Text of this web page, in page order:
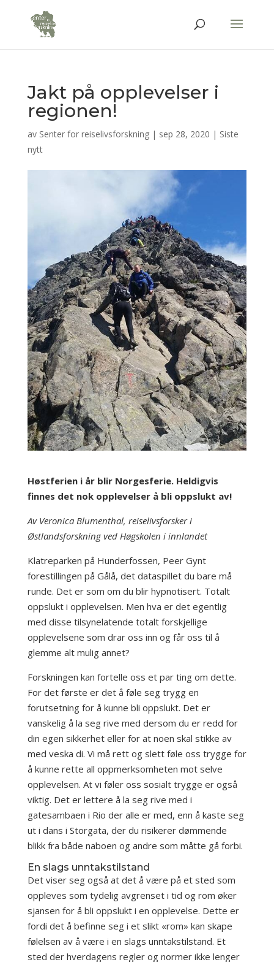
Jakt på opplevelser i
regionen!
av Senter for reiselivsforskning| sep 28, 2020 | Siste
nytt
Høstferien i år blir Norgesferie. Heldigvis
finnes det nok opplevelser å bli oppslukt av!
Av Veronica Blumenthal, reiselivsforsker i
Østlandsforskning ved Høgskolen i innlandet
Klatreparken på Hunderfossen, Peer Gynt
forestillingen på Gålå, det dataspillet du bare må
runde. Det er som om du blir hypnotisert. Totalt
oppslukt i opplevelsen. Men hva er det egentlig
med disse tilsynelatende totalt forskjellige
opplevelsene som drar oss inn og får oss til å
glemme alt mulig annet?
Forskningen kan fortelle oss et par ting om dette.
For det første er det å føle seg trygg en
forutsetning for å kunne bli oppslukt. Det er
vanskelig å la seg rive med dersom du er redd for
din egen sikkerhet eller for at noen skal stikke av
med veska di. Vi må rett og slett føle oss trygge for
å kunne rette all oppmerksomheten mot selve
opplevelsen. At vi føler oss sosialt trygge er også
viktig. Det er lettere å la seg rive med i
gatesambaen i Rio der alle er med, enn å kaste seg
ut i dans i Storgata, der du risikerer dømmende
blikk fra både naboen og andre som måtte gå forbi.
En slags unntakstilstand
Det viser seg også at det å være på et sted som
oppleves som tydelig avgrenset i tid og rom øker
sjansen for å bli oppslukt i en opplevelse. Dette er
fordi det å befinne seg i et slikt «rom» kan skape
følelsen av å være i en slags unntakstilstand. Et
sted der hverdagens regler og normer ikke lenger